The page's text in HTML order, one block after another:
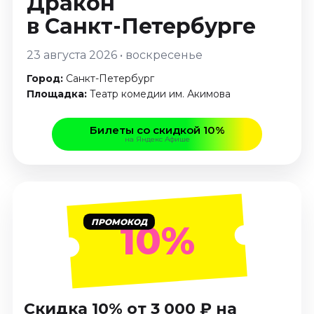
Январь 2027
Стендап
Август 2026
Сентябрь 2026
Октябрь 2026
Декабрь 2026
Январь 2027
Экскурсии
Август 2026
Сентябрь 2026
Октябрь 2026
в Санкт-Петербурге
23 августа 2026 • воскресенье
Город: Санкт-Петербург
Площадка: Театр комедии им. Акимова
Билеты со скидкой 10%
на Яндекс Афише
ПРОМОКОД10%
Скидка 10% от 3 000 ₽ на